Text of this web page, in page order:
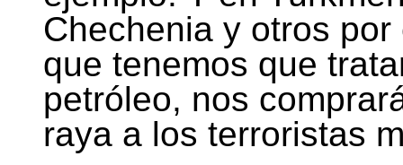
Chechenia y otros
que tenemos que
petróleo, nos
raya a los terroristas